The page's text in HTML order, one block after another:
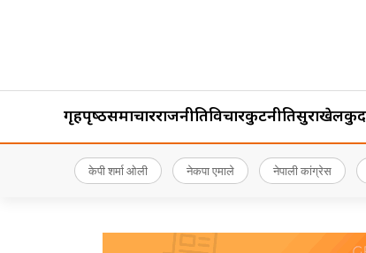
गृहपृष्‍ठसमाचारराजनीतिविचारकुटनीतिसुरक्षाखेलकुद
केपी शर्मा ओली नेकपा एमाले नेपाली कांग्रेस